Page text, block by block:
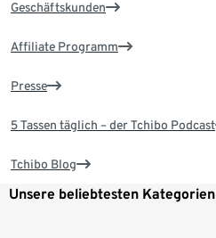
Geschäftskunden
Affiliate Programm
Presse
5 Tassen täglich – der Tchibo Podcast
Tchibo Blog
Unsere beliebtesten Kategorien